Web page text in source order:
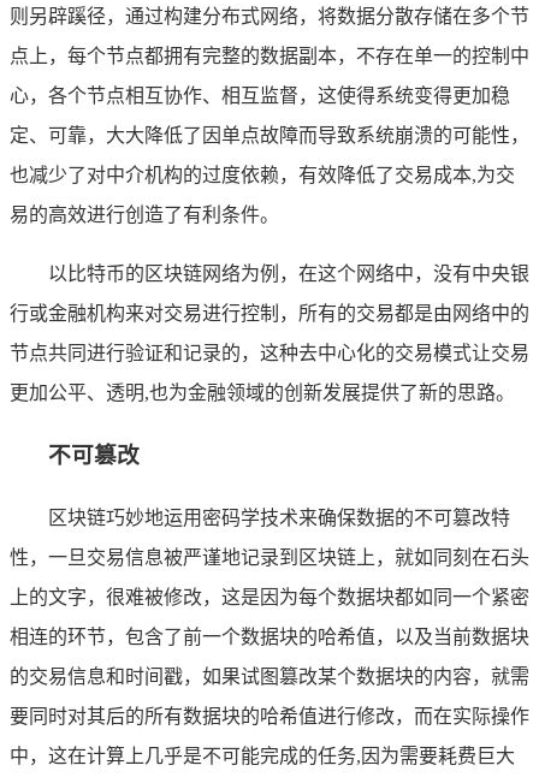
则另辟蹊径，通过构建分布式网络，将数据分散存储在多个节
点上，每个节点都拥有完整的数据副本，不存在单一的控制中
心，各个节点相互协作、相互监督，这使得系统变得更加稳
定、可靠，大大降低了因单点故障而导致系统崩溃的可能性，
也减少了对中介机构的过度依赖，有效降低了交易成本,为交
易的高效进行创造了有利条件。
以比特币的区块链网络为例，在这个网络中，没有中央银
行或金融机构来对交易进行控制，所有的交易都是由网络中的
节点共同进行验证和记录的，这种去中心化的交易模式让交易
更加公平、透明,也为金融领域的创新发展提供了新的思路。
不可篡改
区块链巧妙地运用密码学技术来确保数据的不可篡改特
性，一旦交易信息被严谨地记录到区块链上，就如同刻在石头
上的文字，很难被修改，这是因为每个数据块都如同一个紧密
相连的环节，包含了前一个数据块的哈希值，以及当前数据块
的交易信息和时间戳，如果试图篡改某个数据块的内容，就需
要同时对其后的所有数据块的哈希值进行修改，而在实际操作
中，这在计算上几乎是不可能完成的任务,因为需要耗费巨大